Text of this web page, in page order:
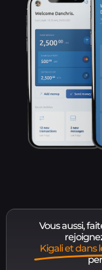
Vous aussi,
Kigali et dans